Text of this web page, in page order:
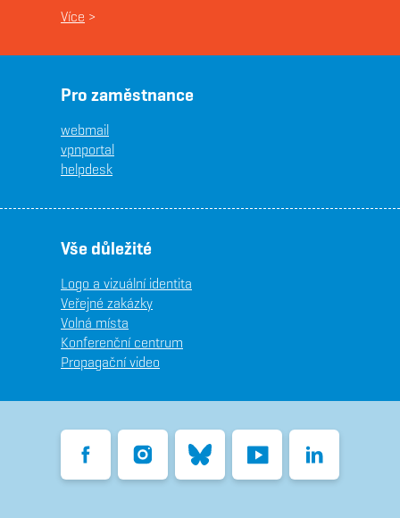
Více >
Pro zaměstnance
webmail
vpnportal
helpdesk
Vše důležité
Logo a vizuální identita
Veřejné zakázky
Volná místa
Konferenční centrum
Propagační video
Facebook InstagramBluesky YouTube LinkedIn